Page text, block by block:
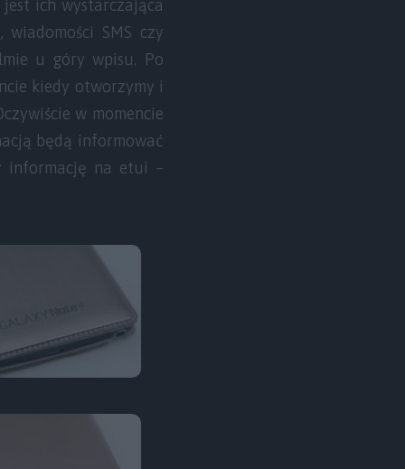
ich wystarczająca
SMS czy
u góry wpisu. Po
kiedy otworzymy i
w momencie
będą informować
informację na etui –